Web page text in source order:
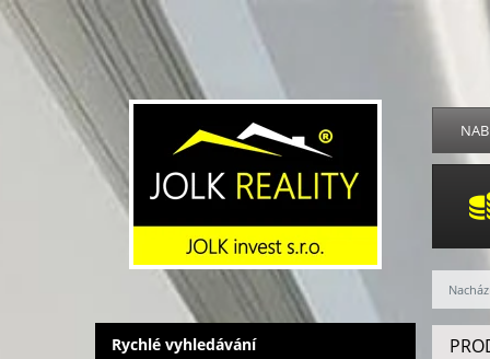
Rychlé vyhledávání